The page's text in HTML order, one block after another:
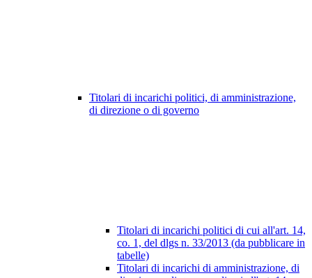
Titolari di incarichi politici, di amministrazione,
di direzione o di governo
Titolari di incarichi politici di cui all'art. 14,
co. 1, del dlgs n. 33/2013 (da pubblicare in
tabelle)
Titolari di incarichi di amministrazione, di